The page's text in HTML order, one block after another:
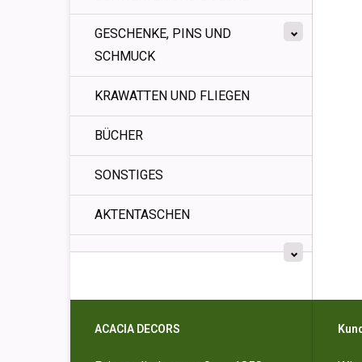
GESCHENKE, PINS UND
SCHMUCK
KRAWATTEN UND FLIEGEN
BÜCHER
SONSTIGES
AKTENTASCHEN
ACACIA DECORS